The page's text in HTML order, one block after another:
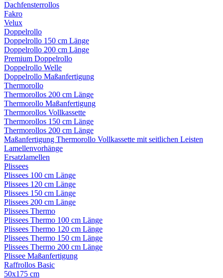
Dachfensterrollos
Fakro
Velux
Doppelrollo
Doppelrollo 150 cm Länge
Doppelrollo 200 cm Länge
Premium Doppelrollo
Doppelrollo Welle
Doppelrollo Maßanfertigung
Thermorollo
Thermorollos 200 cm Länge
Thermorollo Maßanfertigung
Thermorollos Vollkassette
Thermorollos 150 cm Länge
Thermorollos 200 cm Länge
Maßanfertigung Thermorollo Vollkassette mit seitlichen Leisten
Lamellenvorhänge
Ersatzlamellen
Plissees
Plissees 100 cm Länge
Plissees 120 cm Länge
Plissees 150 cm Länge
Plissees 200 cm Länge
Plissees Thermo
Plissees Thermo 100 cm Länge
Plissees Thermo 120 cm Länge
Plissees Thermo 150 cm Länge
Plissees Thermo 200 cm Länge
Plissee Maßanfertigung
Raffrollos Basic
50x175 cm